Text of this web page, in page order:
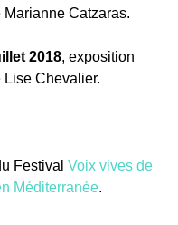
Catzaras.
2018, exposition
Chevalier.
Festival Voix vives de
Méditerranée.